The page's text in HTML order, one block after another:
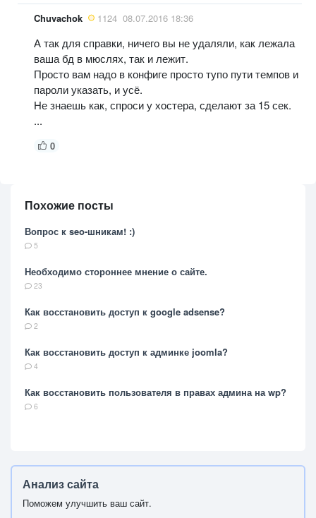
Chuvachok 1124 08.07.2016 18:36
А так для справки, ничего вы не удаляли, как лежала
ваша бд в мюслях, так и лежит.
Просто вам надо в конфиге просто тупо пути темпов и
пароли указать, и усё.
Не знаешь как, спроси у хостера, сделают за 15 сек.
...
0
Похожие посты
Вопрос к seo-шникам! :)
5
Необходимо стороннее мнение о сайте.
23
Как восстановить доступ к google adsense?
2
Как восстановить доступ к админке joomla?
4
Как восстановить пользователя в правах админа на wp?
6
Анализ сайта
Поможем улучшить ваш сайт.